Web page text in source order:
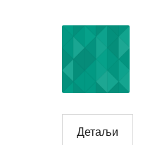
Детаљи